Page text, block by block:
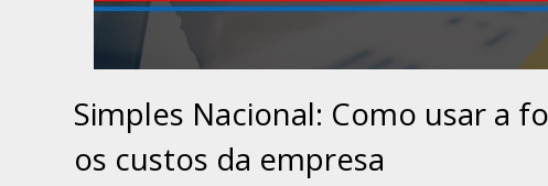
Simples Nacional: Como usar a
os custos da empresa